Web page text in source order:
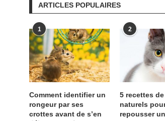
ARTICLES POPULAIRES
1
Comment identifier un
rongeur par ses
crottes avant de s’en
2
5 recettes
naturels
repousser